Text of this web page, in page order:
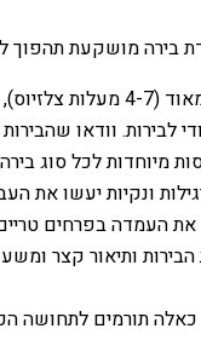
בירה מושקעת תהפוך
לבירות. וודאו
לכל סוג
ונקיות יעשו את
העמדה בפרחים
ותיאור קצר
כאלה תורמים לתחושה